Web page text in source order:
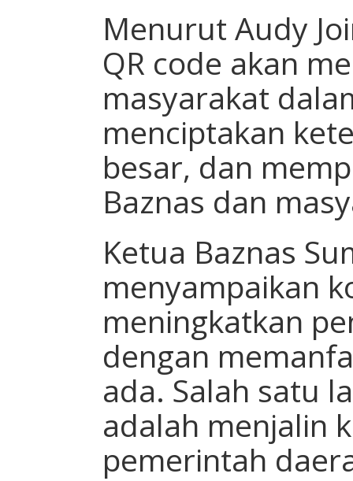
Menurut Audy
QR code akan
masyarakat
menciptakan
besar, dan
Baznas dan
Ketua Baznas
menyampaikan
meningkatkan
dengan
ada. Salah satu
adalah menjalin
pemerintah